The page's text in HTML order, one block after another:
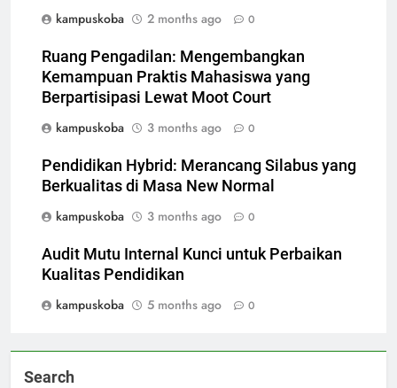
kampuskoba
2 months ago 0
Ruang Pengadilan: Mengembangkan
Kemampuan Praktis Mahasiswa yang
Berpartisipasi Lewat Moot Court
kampuskoba
3 months ago 0
Pendidikan Hybrid: Merancang Silabus yang
Berkualitas di Masa New Normal
kampuskoba
3 months ago 0
Audit Mutu Internal Kunci untuk Perbaikan
Kualitas Pendidikan
kampuskoba
5 months ago 0
Search